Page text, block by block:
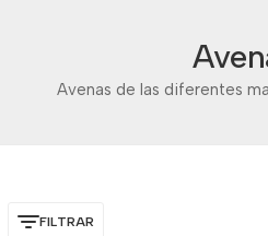
Avenas de las diferentes
FILTRAR